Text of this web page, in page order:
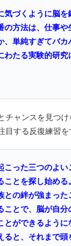
気づくように脳
の方法は、仕事
単純すぎてバカ
わたる実験的研
チャンスを見つ
目する反復練習を
こった三つのよ
ことを探し始め
との絆が強まっ
ことで、脳が自
とができるよう
ると、それまで